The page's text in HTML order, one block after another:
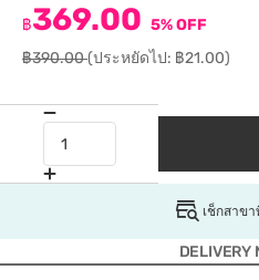
฿369.00 5% OFF
฿390.00(ประหยัดไป: ฿21.00)
เช็กสาข
DELIVERY